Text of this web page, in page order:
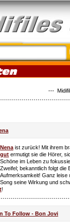
--- Midifiles
Nena ist zurück! Mit ihrem
gut ermutigt sie die Hörer,
Schöne im Leben zu
Zweifel; bekanntlich folgt die
Aufmerksamkeit! Ganz leise
Song seine Wirkung und
!
To Follow - Bon Jovi